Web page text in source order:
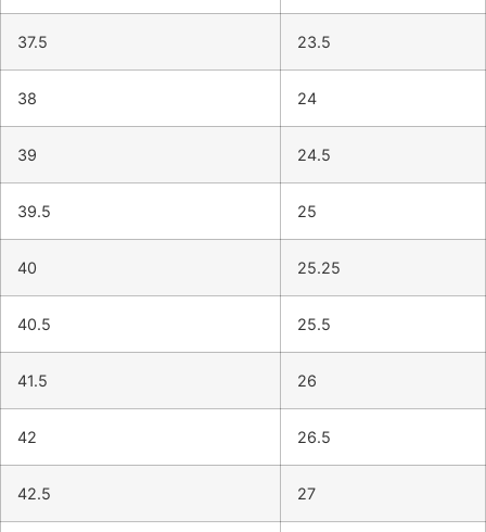
37.5 23.5
38 24
39 24.5
39.5 25
40 25.25
40.5 25.5
41.5 26
42 26.5
42.5 27